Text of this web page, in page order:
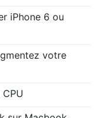
iPhone 6 ou
votre